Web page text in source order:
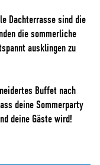
Dachterrasse sind die
die sommerliche
ausklingen zu
Buffet nach
deine Sommerparty
deine Gäste wird!